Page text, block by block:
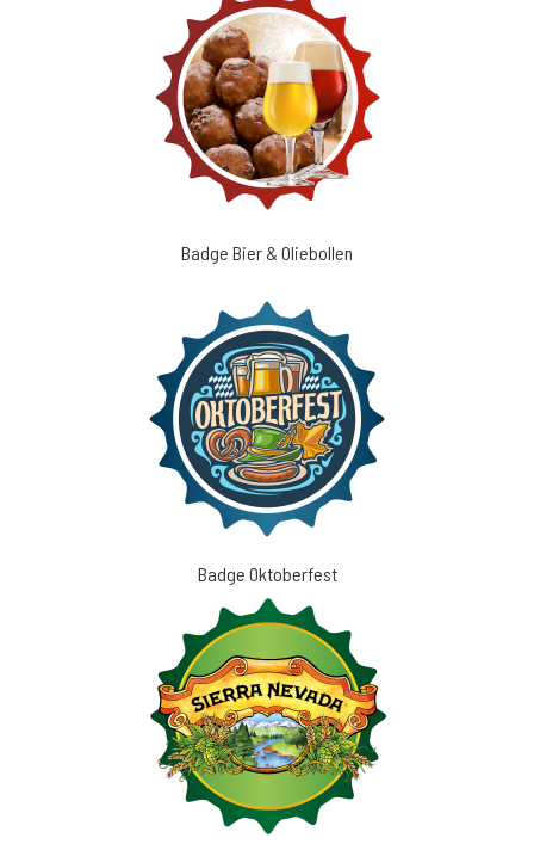
Badge Bier & Oliebollen
Badge Oktoberfest